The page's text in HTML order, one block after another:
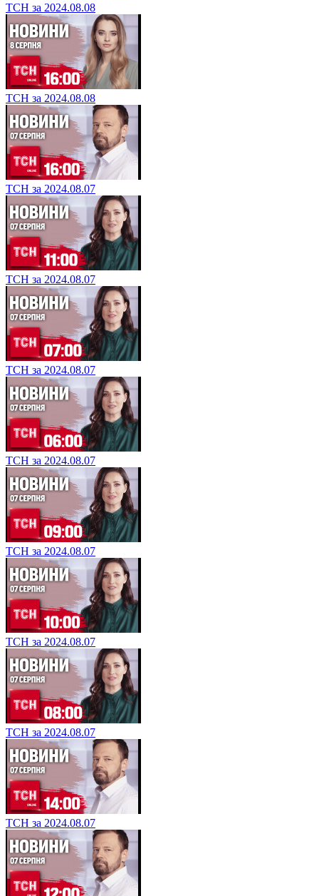
ТСН за 2024.08.08
ТСН за 2024.08.08
ТСН за 2024.08.07
ТСН за 2024.08.07
ТСН за 2024.08.07
ТСН за 2024.08.07
ТСН за 2024.08.07
ТСН за 2024.08.07
ТСН за 2024.08.07
ТСН за 2024.08.07